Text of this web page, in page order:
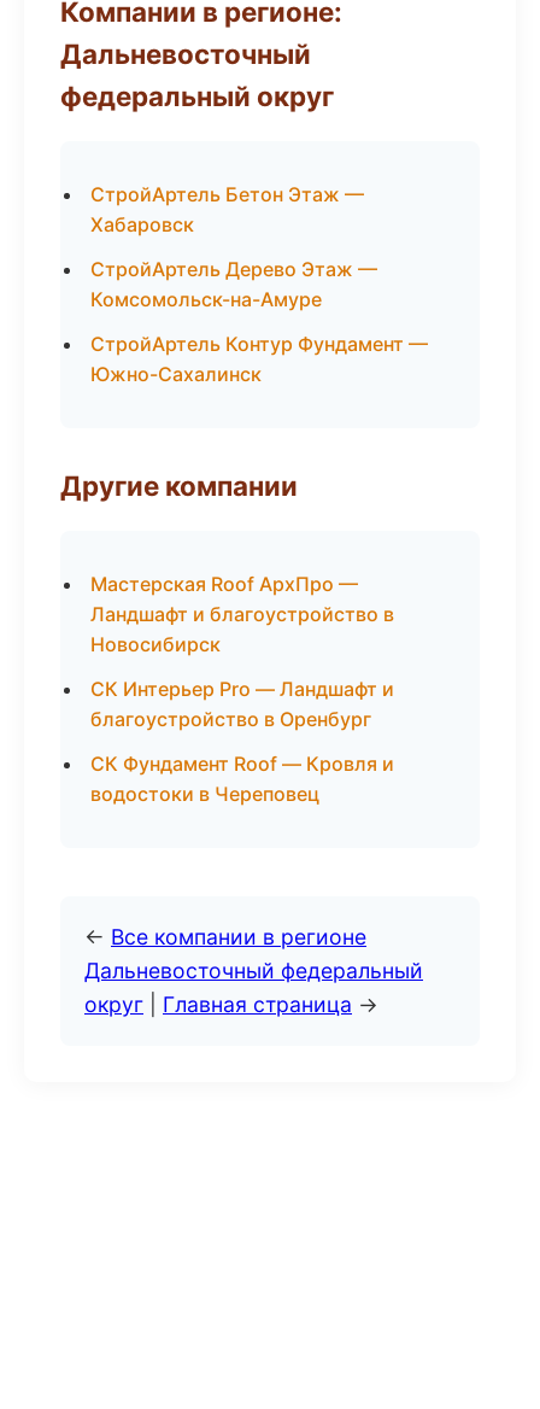
Компании в регионе:
Дальневосточный
федеральный округ
СтройАртель Бетон Этаж —
Хабаровск
СтройАртель Дерево Этаж —
Комсомольск-на-Амуре
СтройАртель Контур Фундамент —
Южно-Сахалинск
Другие компании
Мастерская Roof АрхПро —
Ландшафт и благоустройство в
Новосибирск
СК Интерьер Pro — Ландшафт и
благоустройство в Оренбург
СК Фундамент Roof — Кровля и
водостоки в Череповец
← Все компании в регионе
Дальневосточный федеральный
округ
Главная страница →